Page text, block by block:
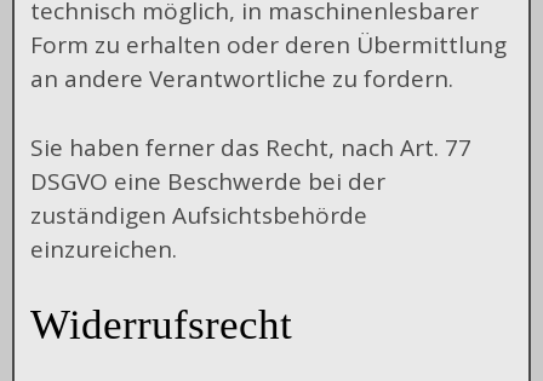
technisch möglich, in maschinenlesbarer
Form zu erhalten oder deren Übermittlung
an andere Verantwortliche zu fordern.
Sie haben ferner das Recht, nach Art. 77
DSGVO eine Beschwerde bei der
zuständigen Aufsichtsbehörde
einzureichen.
Widerrufsrecht